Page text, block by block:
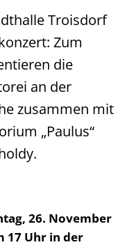
Troisdorf
Zum
die
an der
zusammen mit
„Paulus“
26. November
17 Uhr in der